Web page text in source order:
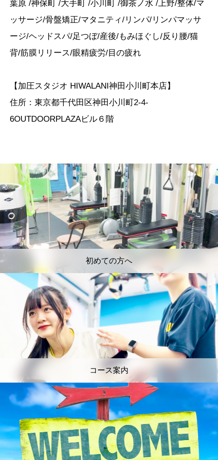
葉原 /神保町 /大手町 /小川町 /御茶ノ水 /上野/整体/マ
ッサージ/骨盤矯正/マタニティ/リンパ/リンパマッサ
ージ/ヘッドスパ/足つぼ/産後/もみほぐし/反り腰/猫
背/筋膜リリース/眼精疲労/目の疲れ
【加圧スタジオ HIWALANI神田小川町本店】
住所：東京都千代田区神田小川町2-4-
6OUTDOORPLAZAビル６階
初めての方へ
コース案内